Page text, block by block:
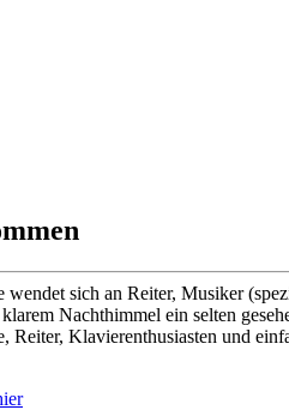
wendet sich an Reiter, Musiker
Nachthimmel ein selten
Reiter, Klavierenthusiasten und